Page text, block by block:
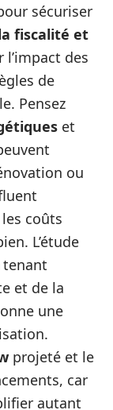
sécuriser
fiscalité et
l’impact des
de
Pensez
et
ou
coûts
L’étude
et de la
une
projeté et le
car
autant